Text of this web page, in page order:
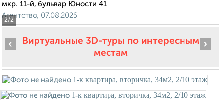
2/2
мкр. 11-й, бульвар Юности 41
Агентство, 07.08.2026
Виртуальные 3D-туры по интересным
местам
‹ ›